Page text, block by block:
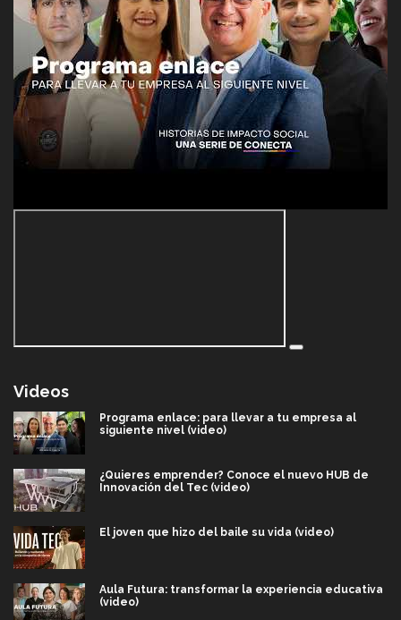
Videos
Programa enlace: para llevar a tu empresa al
siguiente nivel (video)
¿Quieres emprender? Conoce el nuevo HUB de
Innovación del Tec (video)
El joven que hizo del baile su vida (video)
Aula Futura: transformar la experiencia educativa
(video)